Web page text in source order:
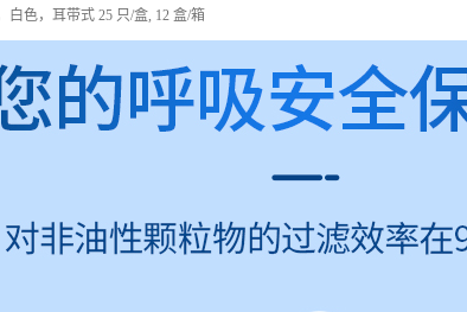
白色，耳带式 25 只/盒, 12 盒/箱